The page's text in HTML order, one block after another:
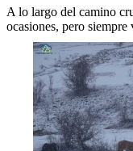
A lo largo del camino
ocasiones, pero siempre